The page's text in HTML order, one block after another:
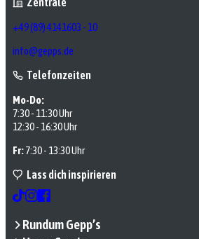
+49 (89) 4141603 - 10
info@gepps.de
Telefonzeiten
Mo-Do:
7:30 - 11:30 Uhr
12:30 - 16:30 Uhr
Fr:7:30 - 13:30 Uhr
Lass dich inspirieren
Rundum Gepp’s